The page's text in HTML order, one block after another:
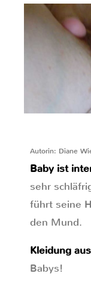
Autorin: Diane
Baby ist
sehr
führt seine
den Mund.
Kleidung
Babys!